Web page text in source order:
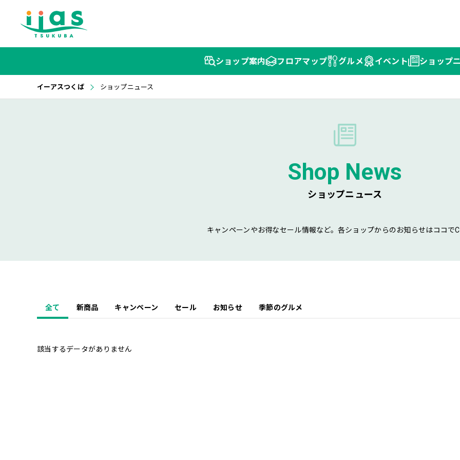
ショップ案内 フロアマップ グルメ イベント ショップ
イーアスつくば ショップニュース
Shop News
ショップニュース
キャンペーンやお得なセール情報など。各ショップからのお知らせはココで
全て 新商品 キャンペーン セール お知らせ 季節のグルメ
該当するデータがありません